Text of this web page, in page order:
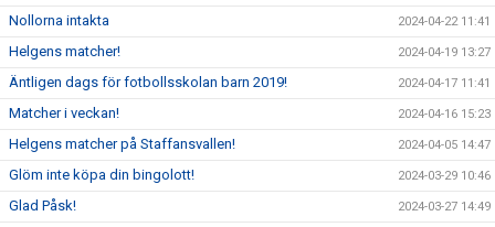
Nollorna intakta 2024-04-22 11:41
Helgens matcher! 2024-04-19 13:27
Äntligen dags för fotbollsskolan barn 2019! 2024-04-17 11:41
Matcher i veckan! 2024-04-16 15:23
Helgens matcher på Staffansvallen! 2024-04-05 14:47
Glöm inte köpa din bingolott! 2024-03-29 10:46
Glad Påsk! 2024-03-27 14:49